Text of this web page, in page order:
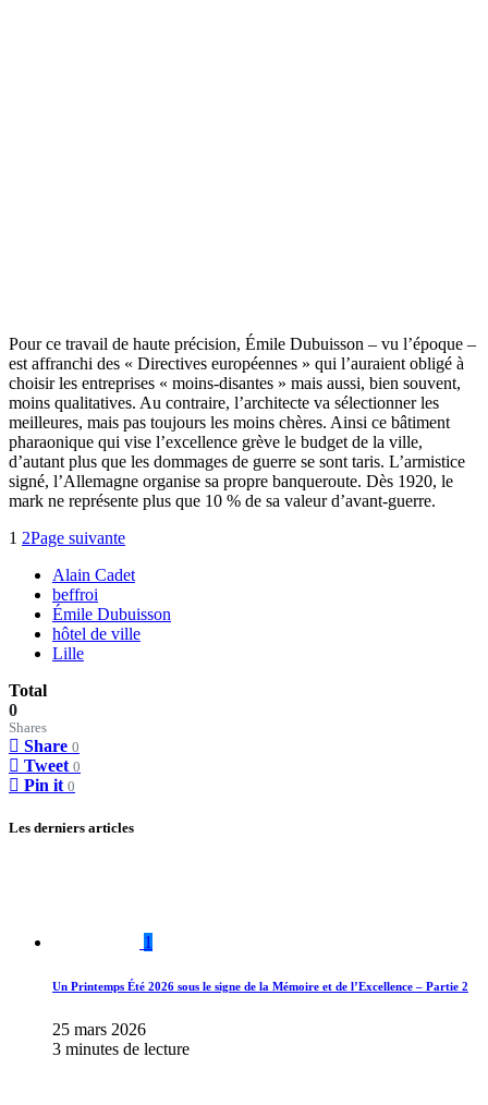
Pour ce travail de haute précision, Émile Dubuisson – vu l’époque –
est affranchi des « Directives européennes » qui l’auraient obligé à
choisir les entreprises « moins-disantes » mais aussi, bien souvent,
moins qualitatives. Au contraire, l’architecte va sélectionner les
meilleures, mais pas toujours les moins chères. Ainsi ce bâtiment
pharaonique qui vise l’excellence grève le budget de la ville,
d’autant plus que les dommages de guerre se sont taris. L’armistice
signé, l’Allemagne organise sa propre banqueroute. Dès 1920, le
mark ne représente plus que 10 % de sa valeur d’avant-guerre.
1 2Page suivante
Alain Cadet
beffroi
Émile Dubuisson
hôtel de ville
Lille
Total
0
Shares
Share 0
Tweet 0
Pin it 0
Les derniers articles
1
Un Printemps Été 2026 sous le signe de la Mémoire et de l’Excellence – Partie 2
25 mars 2026
3 minutes de lecture